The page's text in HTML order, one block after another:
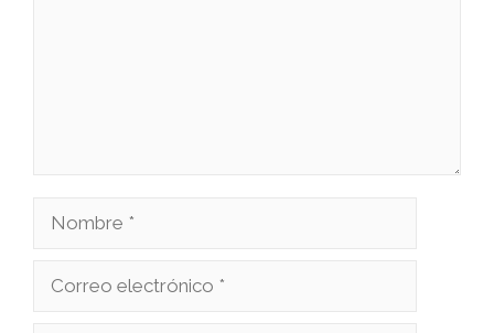
Nombre
Correo